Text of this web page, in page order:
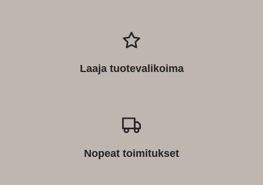
Laaja tuotevalikoima
Nopeat toimitukset